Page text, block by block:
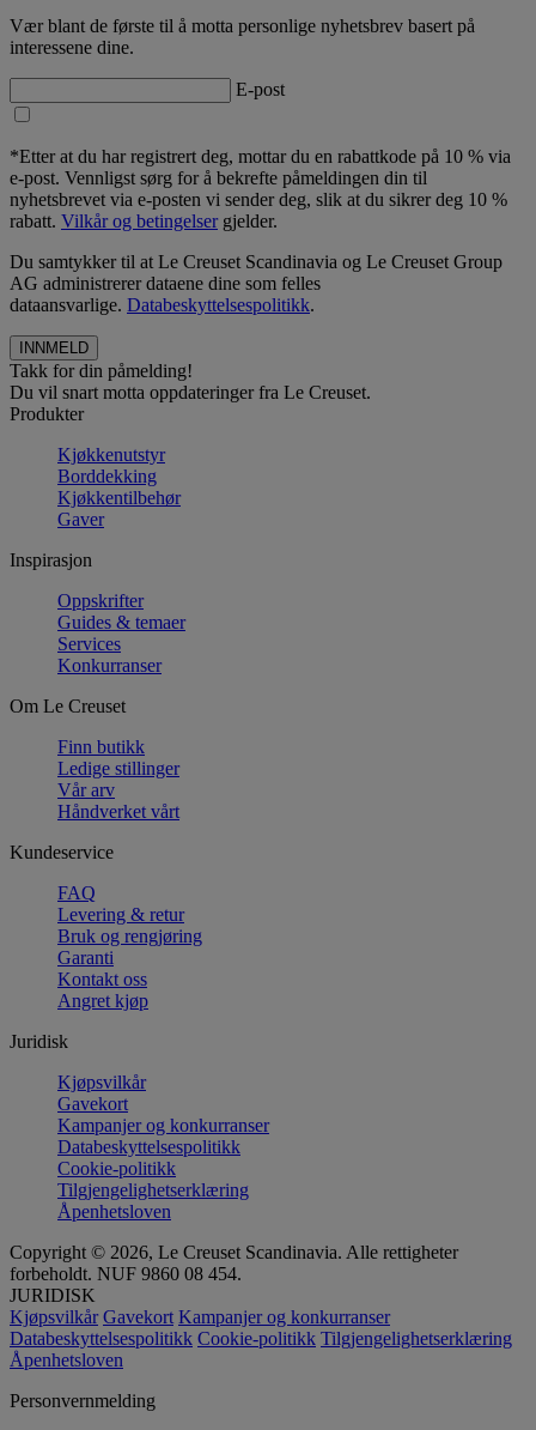
Vær blant de første til å motta personlige nyhetsbrev basert på
interessene dine.
E-post
*Etter at du har registrert deg, mottar du en rabattkode på 10 % via
e-post. Vennligst sørg for å bekrefte påmeldingen din til
nyhetsbrevet via e-posten vi sender deg, slik at du sikrer deg 10 %
rabatt. Vilkår og betingelsergjelder.
Du samtykker til at Le Creuset Scandinavia og Le Creuset Group
AG administrerer dataene dine som felles
dataansvarlige. Databeskyttelsespolitikk.
Takk for din påmelding!
Du vil snart motta oppdateringer fra Le Creuset.
Produkter
Kjøkkenutstyr
Borddekking
Kjøkkentilbehør
Gaver
Inspirasjon
Oppskrifter
Guides & temaer
Services
Konkurranser
Om Le Creuset
Finn butikk
Ledige stillinger
Vår arv
Håndverket vårt
Kundeservice
FAQ
Levering & retur
Bruk og rengjøring
Garanti
Kontakt oss
Angret kjøp
Juridisk
Kjøpsvilkår
Gavekort
Kampanjer og konkurranser
Databeskyttelsespolitikk
Cookie-politikk
Tilgjengelighetserklæring
Åpenhetsloven
Copyright © 2026, Le Creuset Scandinavia. Alle rettigheter
forbeholdt. NUF 9860 08 454.
JURIDISK
Kjøpsvilkår Gavekort Kampanjer og konkurranser
Databeskyttelsespolitikk Cookie-politikk Tilgjengelighetserklæring
Åpenhetsloven
Personvernmelding